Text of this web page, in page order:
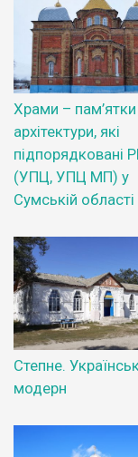
Храми – пам’ятки
архітектури, які
підпорядковані
(УПЦ, УПЦ МП) у
Сумській області
Степне.
модерн